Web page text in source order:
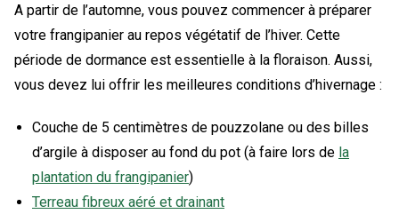
A partir de l’automne, vous pouvez commencer à préparer
votre frangipanier au repos végétatif de l’hiver. Cette
période de dormance est essentielle à la floraison. Aussi,
vous devez lui offrir les meilleures conditions d’hivernage :
Couche de 5 centimètres de pouzzolane ou des billes
d’argile à disposer au fond du pot (à faire lors de la
plantation du frangipanier)
Terreau fibreux aéré et drainant